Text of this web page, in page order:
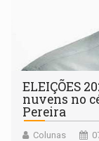
ELEIÇÕES
nuvens no
Pereira
Colunas